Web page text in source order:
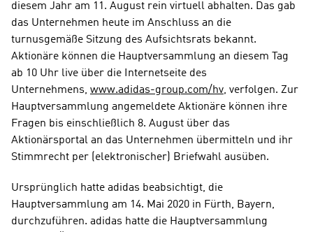
diesem Jahr am 11. August rein virtuell abhalten. Das gab
das Unternehmen heute im Anschluss an die
turnusgemäße Sitzung des Aufsichtsrats bekannt.
Aktionäre können die Hauptversammlung an diesem Tag
ab 10 Uhr live über die Internetseite des
Unternehmens, www.adidas-group.com/hv, verfolgen. Zur
Hauptversammlung angemeldete Aktionäre können ihre
Fragen bis einschließlich 8. August über das
Aktionärsportal an das Unternehmen übermitteln und ihr
Stimmrecht per (elektronischer) Briefwahl ausüben.
Ursprünglich hatte adidas beabsichtigt, die
Hauptversammlung am 14. Mai 2020 in Fürth, Bayern,
durchzuführen. adidas hatte die Hauptversammlung